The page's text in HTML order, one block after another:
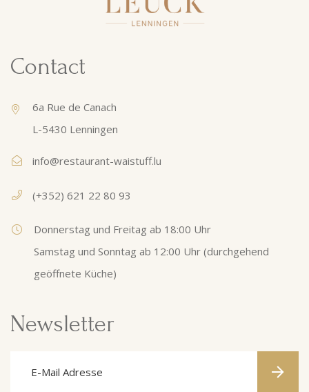
Contact
6a Rue de Canach
L-5430 Lenningen
info@restaurant-waistuff.lu
(+352) 621 22 80 93
Donnerstag und Freitag ab 18:00 Uhr
Samstag und Sonntag ab 12:00 Uhr (durchgehend
geöffnete Küche)
Newsletter